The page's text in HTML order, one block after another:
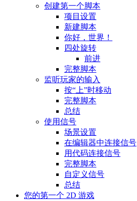
创建第一个脚本
项目设置
新建脚本
你好，世界！
四处旋转
前进
完整脚本
监听玩家的输入
按“上”时移动
完整脚本
总结
使用信号
场景设置
在编辑器中连接信号
用代码连接信号
完整脚本
自定义信号
总结
您的第一个 2D 游戏